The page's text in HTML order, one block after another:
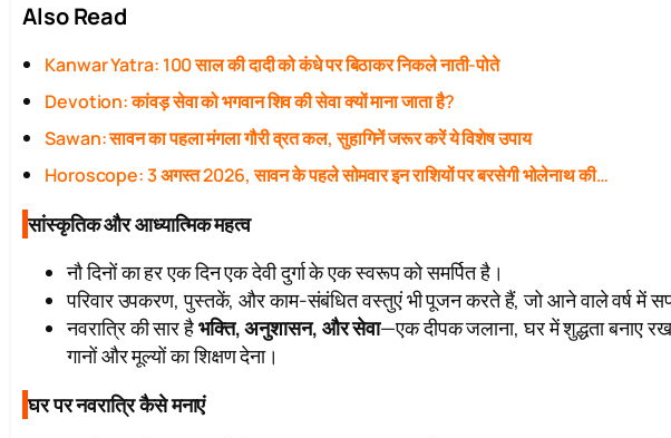
Also Read
Kanwar Yatra: 100 साल की दादी को कंधे पर बिठाकर निकले नाती-पोते
Devotion: कांवड़ सेवा को भगवान शिव की सेवा क्यों माना जाता है?
Sawan: सावन का पहला मंगला गौरी व्रत कल, सुहागिनें जरूर करें ये विशेष उपाय
Horoscope: 3 अगस्त 2026, सावन के पहले सोमवार इन राशियों पर बरसेगी भोलेनाथ की…
सांस्कृतिक और आध्यात्मिक महत्व
नौ दिनों का हर एक दिन एक देवी दुर्गा के एक स्वरूप को समर्पित है।
परिवार उपकरण, पुस्तकें, और काम-संबंधित वस्तुएं भी पूजन करते हैं, जो आने वाले वर्ष में
नवरात्रि की सार हैभक्ति, अनुशासन, और सेवा—एक दीपक जलाना, घर में शुद्धता बनाए
गानों और मूल्यों का शिक्षण देना।
घर पर नवरात्रि कैसे मनाएं